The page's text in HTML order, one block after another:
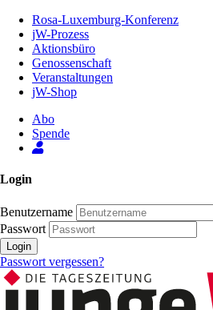
Inhalt
Seite
Rosa-Luxemburg-Konferenz
jW-Prozess
Aktionsbüro
Genossenschaft
Veranstaltungen
jW-Shop
Abo
Spende
Login
Benutzername
Passwort
Login
Passwort vergessen?